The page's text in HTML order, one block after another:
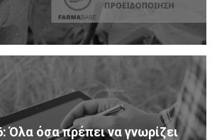
Όλα όσα πρέπει να γνωρίζει